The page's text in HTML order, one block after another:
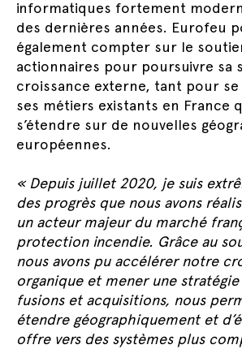
informatiques fortement
des dernières années. Eurofeu
également compter sur le
actionnaires pour poursuivre sa
croissance externe, tant pour
ses métiers existants en France
s’étendre sur de nouvelles
européennes.
« Depuis juillet 2020, je suis
des progrès que nous avons
un acteur majeur du marché
protection incendie. Grâce au
nous avons pu accélérer notre
organique et mener une
fusions et acquisitions, nous
étendre géographiquement et
offre vers des systèmes plus